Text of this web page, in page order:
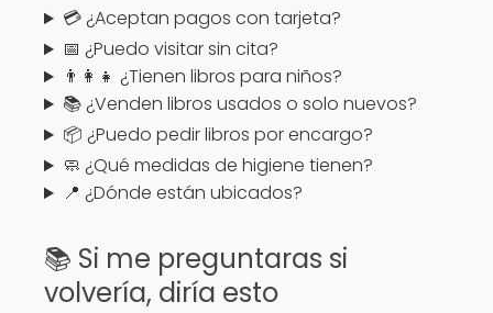
💳 ¿Aceptan pagos con tarjeta?
📅 ¿Puedo visitar sin cita?
👨‍👩‍👧 ¿Tienen libros para niños?
📚 ¿Venden libros usados o solo nuevos?
📦 ¿Puedo pedir libros por encargo?
🧼 ¿Qué medidas de higiene tienen?
📍 ¿Dónde están ubicados?
📚 Si me preguntaras si
volvería, diría esto